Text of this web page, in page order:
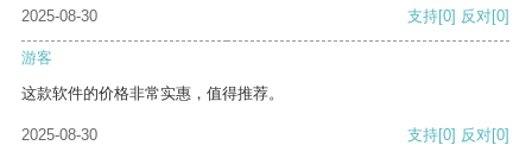
2025-08-30 支持[0] 反对[0]
游客
这款软件的价格非常实惠，值得推荐。
2025-08-30 支持[0] 反对[0]